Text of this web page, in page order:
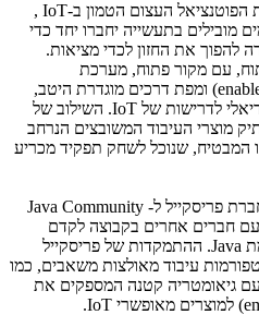
הפוטנציאל העצום הטמון ב-IoT
,
בתעשייה יחברו יחד כדי
להפוך את החזון לכדי מציאות.
עם מקור פתוח, מערכת
) ומפת דרכים מוגדרת היטב,
לדרישות של IoT. השילוב של
מוצרי העיבוד המשובצים הנרחב
המבטיח, שנוכל לשחק תפקיד מכריע
פריסקייל ל- Java Community
חברים אחרים בקבוצה לקדם
Java. ההתמקדות של פריסקייל
עיבוד מאולצות משאבים, כמו
גיאומטריה קטנה המספקים את
) למוצרים מאופשרי IoT
.